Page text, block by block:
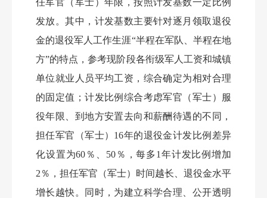
任军官（军士）年限，按照计发基数一定比例
发放。其中，计发基数主要针对逐月领取退役
金的退役军人工作生涯“半程在军队、半程在地
方”的特点，参考现阶段各衔级军人工资和城镇
单位就业人员平均工资，综合确定为相对合理
的固定值；计发比例综合考虑军官（军士）服
役年限、到地方安置去向和薪酬待遇的不同，
担任军官（军士）16年的退役金计发比例差异
化设置为60％、50％，每多1年计发比例增加
2％，担任军官（军士）时间越长、退役金水平
增长越快。同时，为建立科学合理、公开透明